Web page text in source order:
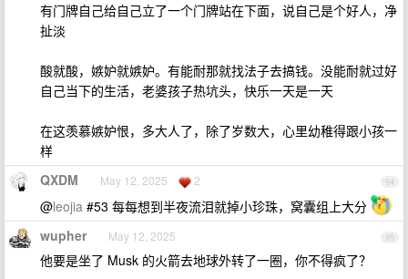
有门牌自己给自己立了一个门牌站在下面，说自己是个好人，净
扯淡
酸就酸，嫉妒就嫉妒。有能耐那就找法子去搞钱。没能耐就过好
自己当下的生活，老婆孩子热坑头，快乐一天是一天
在这羡慕嫉妒恨，多大人了，除了岁数大，心里幼稚得跟小孩一
样
94
QXDM May 12, 2025 2
@leojia #53 每每想到半夜流泪就掉小珍珠，窝囊组上大分
95
wupher May 12, 2025
他要是坐了 Musk 的火箭去地球外转了一圈，你不得疯了？